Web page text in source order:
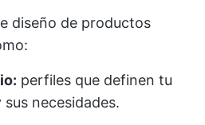
diseño de productos
perfiles que definen tu
necesidades.